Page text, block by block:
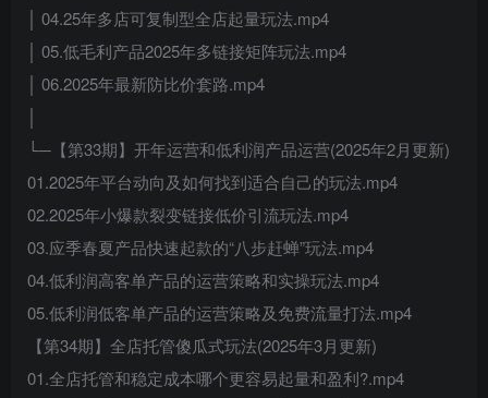
│ 04.25年多店可复制型全店起量玩法.mp4
│ 05.低毛利产品2025年多链接矩阵玩法.mp4
│ 06.2025年最新防比价套路.mp4
└─【第33期】开年运营和低利润产品运营(2025年2月更新)
01.2025年平台动向及如何找到适合自己的玩法.mp4
02.2025年小爆款裂变链接低价引流玩法.mp4
03.应季春夏产品快速起款的“八步赶蝉”玩法.mp4
04.低利润高客单产品的运营策略和实操玩法.mp4
05.低利润低客单产品的运营策略及免费流量打法.mp4
【第34期】全店托管傻瓜式玩法(2025年3月更新)
01.全店托管和稳定成本哪个更容易起量和盈利?.mp4